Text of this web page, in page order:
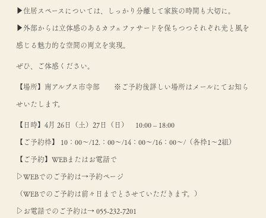
▶住居スペースについては、しっかり分離して家族の時間も大切に。
▶外部からは立体感のあるカフェファサードを保ちつつそれぞれ光と風を
感じる魅力的な空間の両立を実現。
ぜひ、ご体感ください。
【場所】南アルプス市寺部 ※ご予約後詳しい場所はメールにてお知ら
せいたします。
【日時】4月 26日（土）27日（日） 10:00 – 18:00
【ご予約枠】 10：00～/12.：00～/14：00～/16：00～/（各枠1～2組）
【ご予約】WEBまたはお電話で
▷WEBでのご予約は→予約ページ
（WEBでのご予約は前々日までとさせていただきます。）
▷お電話でのご予約は→ 055-232-7201